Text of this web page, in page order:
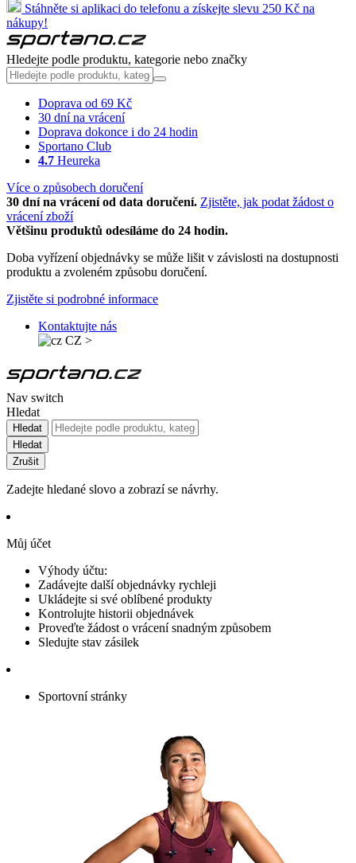
Stáhněte si aplikaci do telefonu a získejte slevu 250 Kč na
nákupy!
Hledejte podle produktu, kategorie nebo značky
Doprava od 69 Kč
30 dní na vrácení
Doprava dokonce i do 24 hodin
Sportano Club
4.7 Heureka
Více o způsobech doručení
30 dní na vrácení od data doručení. Zjistěte, jak podat žádost o
vrácení zboží
Většinu produktů odesíláme do 24 hodin.
Doba vyřízení objednávky se může lišit v závislosti na dostupnosti
produktu a zvoleném způsobu doručení.
Zjistěte si podrobné informace
Kontaktujte nás
CZ >
Nav switch
Hledat
Hledat
Hledat
Zrušit
Zadejte hledané slovo a zobrazí se návrhy.
Můj účet
Výhody účtu:
Zadávejte další objednávky rychleji
Ukládejte si své oblíbené produkty
Kontrolujte historii objednávek
Proveďte žádost o vrácení snadným způsobem
Sledujte stav zásilek
Sportovní stránky